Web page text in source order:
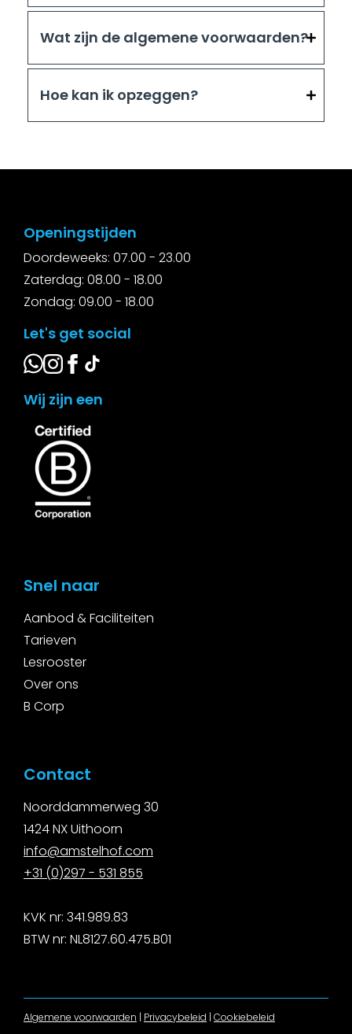
Wat zijn de algemene voorwaarden?
Hoe kan ik opzeggen?
Openingstijden
Doordeweeks: 07.00 - 23.00
Zaterdag: 08.00 - 18.00
Zondag: 09.00 - 18.00
Let's get social
Wij zijn een
Snel naar
Aanbod & Faciliteiten
Tarieven
Lesrooster
Over ons
B Corp
Contact
Noorddammerweg 30
1424 NX Uithoorn
info@amstelhof.com
+31 (0)297 - 531 855
KVK nr: 341.989.83
BTW nr: NL8127.60.475.B01
Algemene voorwaarden | Privacybeleid | Cookiebeleid